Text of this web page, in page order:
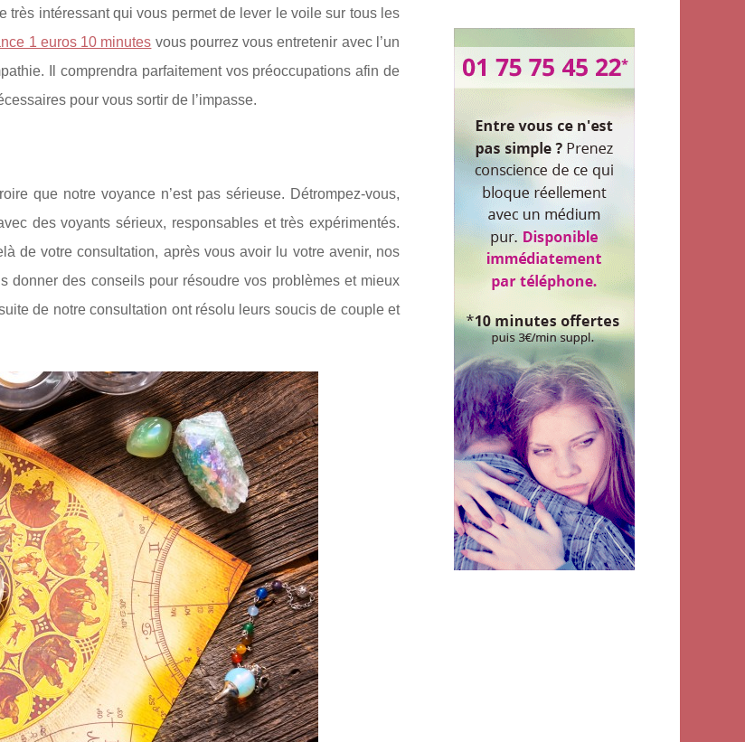
très intéressant qui vous permet de lever le voile sur tous les
1 euros 10 minutes vous pourrez vous entretenir avec l’un
Il comprendra parfaitement vos préoccupations afin de
pour vous sortir de l’impasse.
que notre voyance n’est pas sérieuse. Détrompez-vous,
des voyants sérieux, responsables et très expérimentés.
de votre consultation, après vous avoir lu votre avenir, nos
donner des conseils pour résoudre vos problèmes et mieux
de notre consultation ont résolu leurs soucis de couple et